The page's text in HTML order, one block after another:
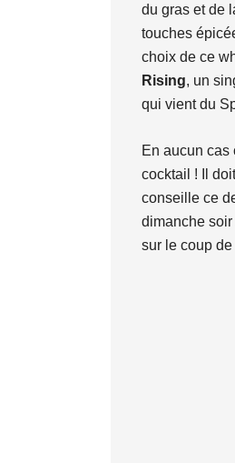
du gras et de
touches
choix de ce
Rising, un
qui vient du
En aucun cas
cocktail ! Il
conseille ce
dimanche soir
sur le coup